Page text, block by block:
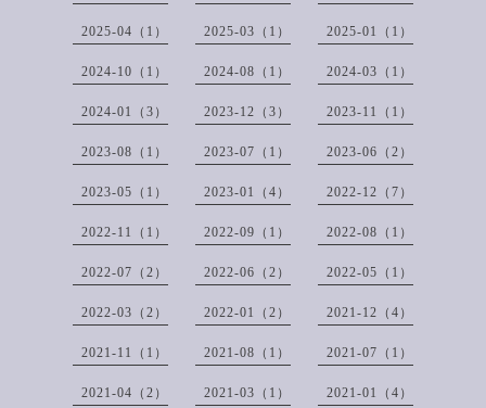
2025-04（1） 2025-03（1） 2025-01（1）
2024-10（1） 2024-08（1） 2024-03（1）
2024-01（3） 2023-12（3） 2023-11（1）
2023-08（1） 2023-07（1） 2023-06（2）
2023-05（1） 2023-01（4） 2022-12（7）
2022-11（1） 2022-09（1） 2022-08（1）
2022-07（2） 2022-06（2） 2022-05（1）
2022-03（2） 2022-01（2） 2021-12（4）
2021-11（1） 2021-08（1） 2021-07（1）
2021-04（2） 2021-03（1） 2021-01（4）